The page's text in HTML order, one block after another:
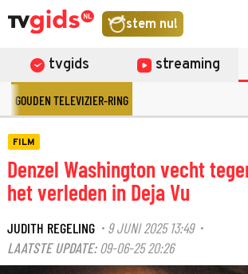
stem nu!
tvgids streaming
GOUDEN TELEVIZIER-RING
FILM
Denzel Washington vecht
het verleden in Deja Vu
JUDITH REGELING · 9 JUNI 2025 13:49·
LAATSTE UPDATE: 09-06-25 20:26